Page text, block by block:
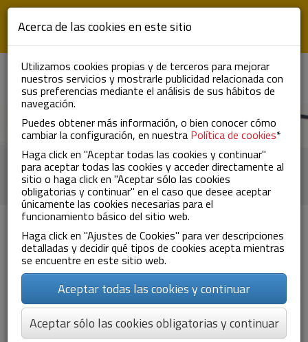
Aller au contenu principal
EN FR
Travaillez avec nous
Nom*
E-mail
Acerca de las cookies en este sitio
Utilizamos cookies propias y de terceros para mejorar
nuestros servicios y mostrarle publicidad relacionada con
sus preferencias mediante el análisis de sus hábitos de
navegación.
Puedes obtener más información, o bien conocer cómo
cambiar la configuración, en nuestra Política de cookies*
Haga click en "Aceptar todas las cookies y continuar"
para aceptar todas las cookies y acceder directamente al
sitio o haga click en "Aceptar sólo las cookies
obligatorias y continuar" en el caso que desee aceptar
únicamente las cookies necesarias para el
funcionamiento básico del sitio web.
Haga click en "Ajustes de Cookies" para ver descripciones
detalladas y decidir qué tipos de cookies acepta mientras
se encuentre en este sitio web.
Aceptar todas las cookies y continuar
Aceptar sólo las cookies obligatorias y continuar